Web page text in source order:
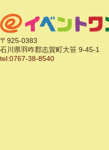
〒925-0383
石川県羽咋郡志賀町大笹 9-45-1
tel:0767-38-8540